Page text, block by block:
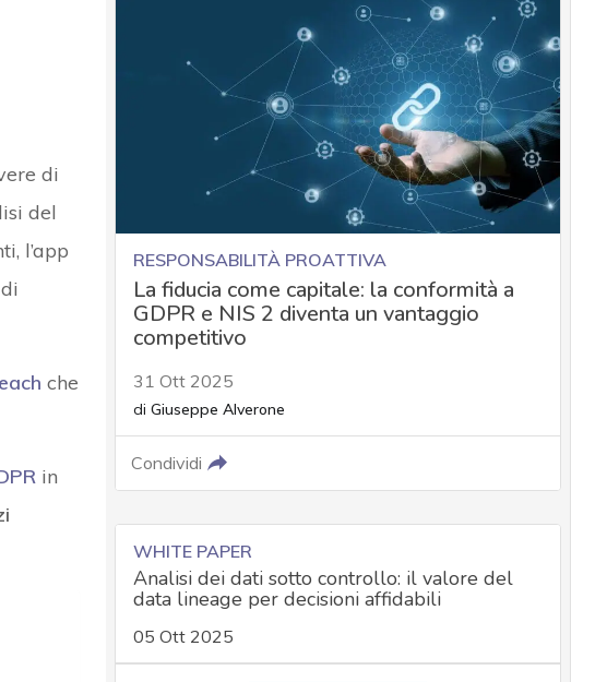
di
del
l’app
che
in
RESPONSABILITÀ PROATTIVA
La fiducia come capitale: la conformità a
GDPR e NIS 2 diventa un vantaggio
competitivo
31 Ott 2025
di Giuseppe Alverone
Condividi
WHITE PAPER
Analisi dei dati sotto controllo: il valore del
data lineage per decisioni affidabili
05 Ott 2025